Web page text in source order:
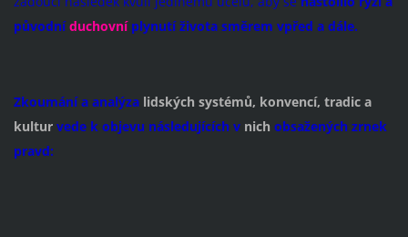
původníduchovníplynutí života směrem vpřed a dále.
Zkoumání a analýza lidských systémů, konvencí, tradic a
kulturvede k objevu následujících v nich obsažených zrnek
pravd: